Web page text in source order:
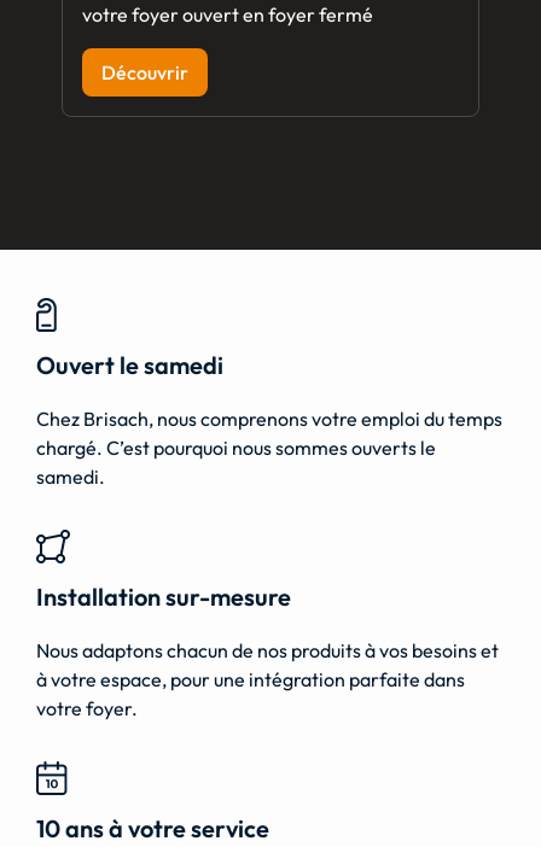
votre foyer ouvert en foyer fermé
Découvrir
Ouvert le samedi
Chez Brisach, nous comprenons votre emploi du temps
chargé. C’est pourquoi nous sommes ouverts le
samedi.
Installation sur-mesure
Nous adaptons chacun de nos produits à vos besoins et
à votre espace, pour une intégration parfaite dans
votre foyer.
10 ans à votre service